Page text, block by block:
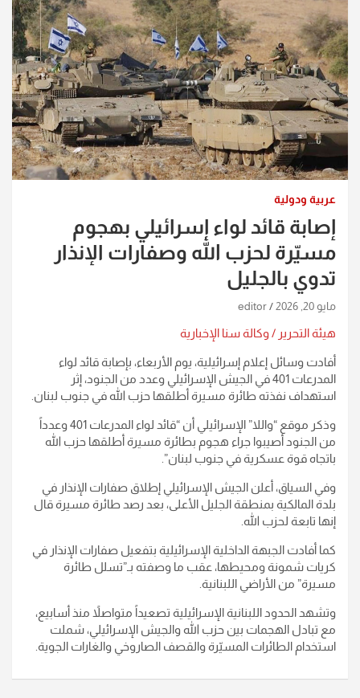
عربية ودولية
إصابة قائد لواء إسرائيلي بهجوم
مسيّرة لحزب الله وصفارات الإنذار
تدوي بالجليل
مايو 20, 2026 editor
هيئة التحرير / وكالة سنا الإخبارية
أفادت وسائل إعلام إسرائيلية، يوم الأربعاء، بإصابة قائد لواء
المدرعات 401 في الجيش الإسرائيلي وعدد من الجنود، إثر
استهداف نفذته طائرة مسيرة أطلقها حزب الله في جنوب لبنان.
وذكر موقع “واللا” الإسرائيلي أن “قائد لواء المدرعات 401 وعدداً
من الجنود أصيبوا جراء هجوم بطائرة مسيرة أطلقها حزب الله
باتجاه قوة عسكرية في جنوب لبنان”.
وفي السياق، أعلن الجيش الإسرائيلي إطلاق صفارات الإنذار في
بلدة المالكية بمنطقة الجليل الأعلى، بعد رصد طائرة مسيرة قال
إنها تابعة لحزب الله.
كما أفادت الجبهة الداخلية الإسرائيلية بتفعيل صفارات الإنذار في
كريات شمونة ومحيطها، عقب ما وصفته بـ”تسلل طائرة
مسيرة” من الأراضي اللبنانية.
وتشهد الحدود اللبنانية الإسرائيلية تصعيداً متواصلاً منذ أسابيع،
مع تبادل الهجمات بين حزب الله والجيش الإسرائيلي، شملت
استخدام الطائرات المسيّرة والقصف الصاروخي والغارات الجوية.